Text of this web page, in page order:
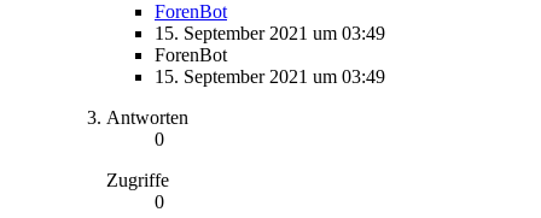
ForenBot
15. September 2021 um 03:49
ForenBot
15. September 2021 um 03:49
Antworten
0
Zugriffe
0